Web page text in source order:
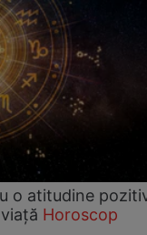
o atitudine
Horoscop